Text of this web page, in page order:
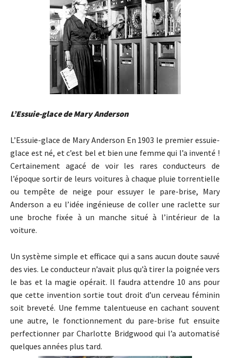
L’Essuie-glace de Mary Anderson
L’Essuie-glace de Mary Anderson En 1903 le premier essuie-
glace est né, et c’est bel et bien une femme qui l’a inventé !
Certainement agacé de voir les rares conducteurs de
l’époque sortir de leurs voitures à chaque pluie torrentielle
ou tempête de neige pour essuyer le pare-brise, Mary
Anderson a eu l’idée ingénieuse de coller une raclette sur
une broche fixée à un manche situé à l’intérieur de la
voiture.
Un système simple et efficace qui a sans aucun doute sauvé
des vies. Le conducteur n’avait plus qu’à tirer la poignée vers
le bas et la magie opérait. Il faudra attendre 10 ans pour
que cette invention sortie tout droit d’un cerveau féminin
soit breveté. Une femme talentueuse en cachant souvent
une autre, le fonctionnement du pare-brise fut ensuite
perfectionner par Charlotte Bridgwood qui l’a automatisé
quelques années plus tard.